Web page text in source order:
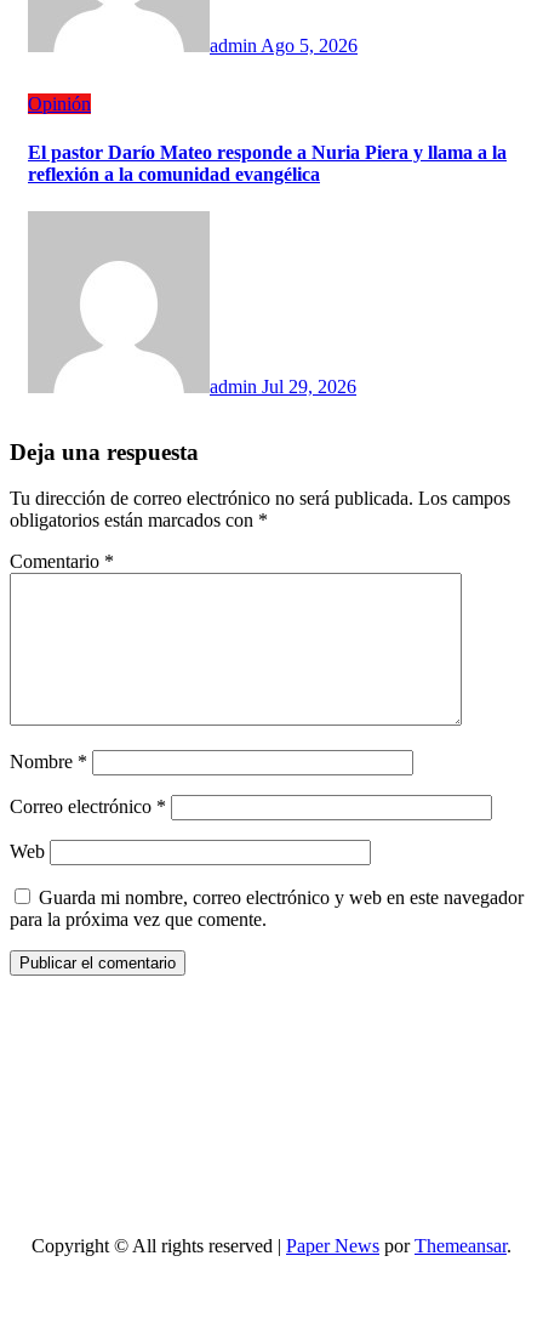
adminAgo 5, 2026
Opinión
El pastor Darío Mateo responde a Nuria Piera y llama a la
reflexión a la comunidad evangélica
admin Jul 29, 2026
Deja una respuesta
Tu dirección de correo electrónico no será publicada. Los campos
obligatorios están marcados con *
Comentario *
Nombre *
Correo electrónico *
Web
Guarda mi nombre, correo electrónico y web en este navegador
para la próxima vez que comente.
Copyright © All rights reserved | Paper News porThemeansar.